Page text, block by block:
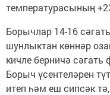
температурасының
Борычлар 14-16
шунлыктан көннәр
кичле берничә
Борыч үсентеләрен
итеп һәм еш сипсәк